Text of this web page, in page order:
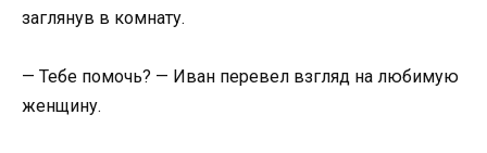
заглянув в комнату.
— Тебе помочь? — Иван перевел взгляд на любимую
женщину.